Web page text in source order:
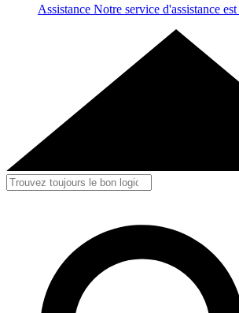
Assistance Notre service d'assistance